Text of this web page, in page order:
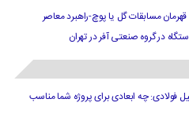
مسابقات گل یا پوچ-راهبرد معاصر
در گروه صنعتی آفر در تهران
فولادی: چه ابعادی برای پروژه شما مناسب